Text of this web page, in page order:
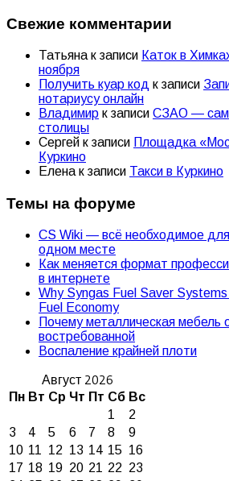
Свежие комментарии
Татьяна к записи Каток в
ноября
Получить куар код к записи
нотариусу онлайн
Владимир к записи СЗАО —
столицы
Сергей к записи Площадка
Куркино
Елена к записи Такси в Куркино
Темы на форуме
CS Wiki — всё необходимое для
одном месте
Как меняется формат
в интернете
Why Syngas Fuel Saver
Fuel Economy
Почему металлическая мебель
востребованной
Воспаление крайней плоти
Август 2026
Пн Вт Ср Чт Пт Сб Вс
1
2
3
4 5 6 7 8
9
10 11 12 13 14 15 16
17 18 19 20 21 22 23